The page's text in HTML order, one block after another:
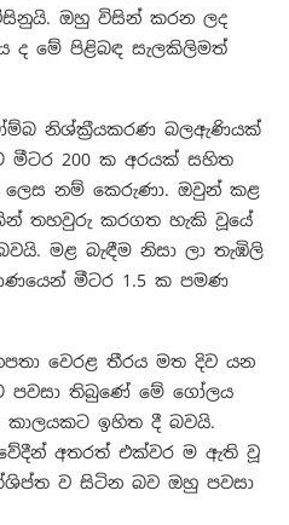
ඔහු විසින් කරන ලද
ද මේ පිළිබඳ සැලකිලිමත්
නිශ්ක්‍රීයකරණ බලඇණියක්
මීටර 200 ක අරයක් සහිත
නම් කෙරුණා. ඔවුන් කළ
තහවුරු කරගත හැකි වූයේ
මළ බැඳීම නිසා ලා තැඹිලි
මීටර 1.5 ක පමණ
වෙරළ තීරය මත දිව යන
පවසා තිබුණේ මේ ගෝලය
ඉහිත දී බවයි.
අතරත් එක්වර ම ඇති වූ
ව සිටින බව ඔහු පවසා